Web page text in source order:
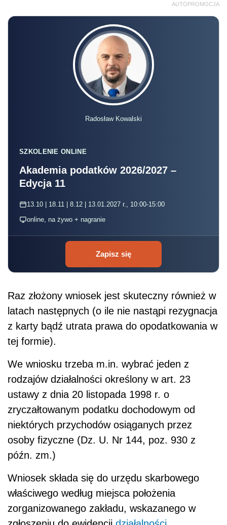
AUTOPROMOCJA
Radosław Kowalski
SZKOLENIE ONLINE
Akademia podatków 2026/2027 –
Edycja 11
13.10 | 18.11 | 8.12 | 13.01.2027 r., 10:00-15:00
online, na żywo + nagranie
Zapisz się
Raz złożony wniosek jest skuteczny również w
latach następnych (o ile nie nastąpi rezygnacja
z karty bądź utrata prawa do opodatkowania w
tej formie).
We wniosku trzeba m.in. wybrać jeden z
rodzajów działalności określony w art. 23
ustawy z dnia 20 listopada 1998 r. o
zryczałtowanym podatku dochodowym od
niektórych przychodów osiąganych przez
osoby fizyczne (Dz. U. Nr 144, poz. 930 z
późn. zm.)
Wniosek składa się do urzędu skarbowego
właściwego według miejsca położenia
zorganizowanego zakładu, wskazanego w